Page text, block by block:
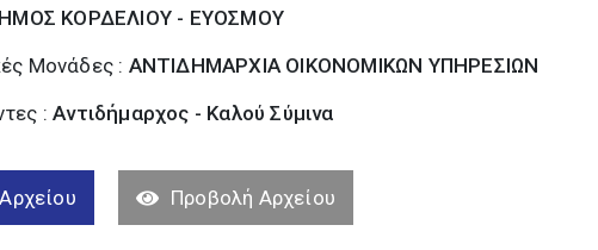
ΚΟΡΔΕΛΙΟΥ - ΕΥΟΣΜΟΥ
Μονάδες : ΑΝΤΙΔΗΜΑΡΧΙΑ ΟΙΚΟΝΟΜΙΚΩΝ ΥΠΗΡΕΣΙΩΝ
:Αντιδήμαρχος - Καλού Σύµινα
Προβολή Αρχείου